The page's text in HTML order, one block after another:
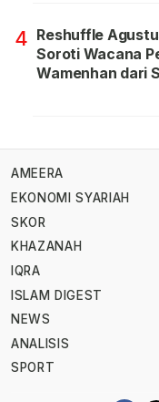
4 Reshuffle
Soroti Wacana
Wamenhan dari
AMEERA
EKONOMI SYARIAH
SKOR
KHAZANAH
IQRA
ISLAM DIGEST
NEWS
ANALISIS
SPORT